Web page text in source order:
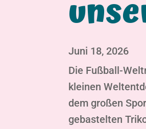
Juni 18, 2026
Die Fußball-
kleinen
dem großen
gebastelten